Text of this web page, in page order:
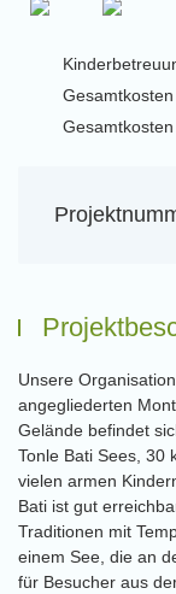
Unsere
angegliederten
Gelände befindet
Tonle Bati Sees, 30
vielen armen
Bati ist gut
Traditionen mit
einem See, die an
für Besucher aus